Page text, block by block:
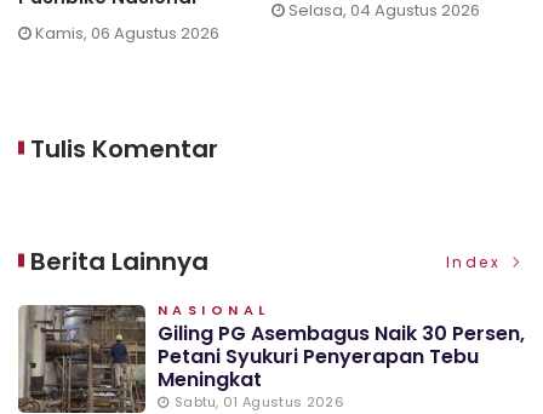
Kamis, 06 Agustus 2026
Selasa, 04 Agustus 2026
Tulis Komentar
Berita Lainnya Index
NASIONAL
Giling PG Asembagus Naik 30 Persen,
Petani Syukuri Penyerapan Tebu
Meningkat
Sabtu, 01 Agustus 2026